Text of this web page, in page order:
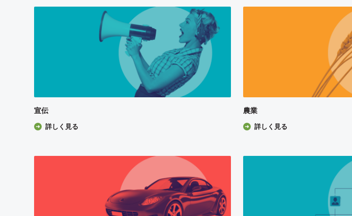
宣伝
詳しく見る
農業
詳しく見る